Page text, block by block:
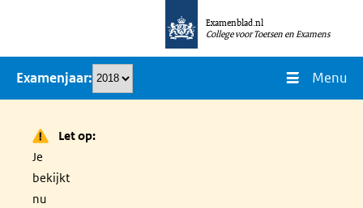
naar
inhoud
Examenblad.nl
College voor Toetsen en Examens
Examenjaar Menu
Let op:
Je
bekijkt
nu